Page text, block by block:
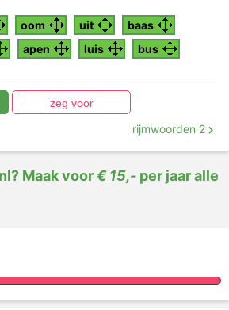
oom uit
baas
apen luis bus
rijmwoorden 2
Maak voor€ 15,- per jaar alle